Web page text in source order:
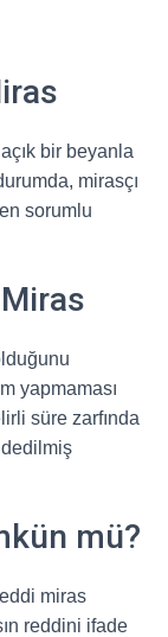
bir beyanla
mirasçı
sorumlu
yapmaması
süre zarfında
mü?
miras
reddini ifade